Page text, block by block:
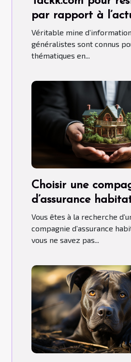
par rapport à
Véritable mine
généralistes sont connus
thématiques en...
Choisir une
d’assurance
comment s’y
Vous êtes à la recherche
compagnie d’assurance
vous ne savez pas...